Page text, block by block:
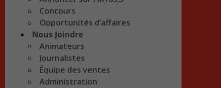
Concours
Opportunités d’affaires
Nous Joindre
Animateurs
Journalistes
Équipe des ventes
Administration